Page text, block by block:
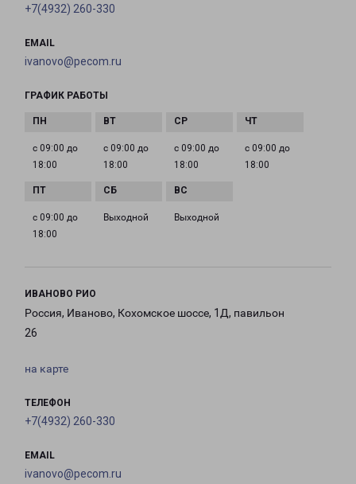
+7(4932) 260-330
EMAIL
ivanovo@pecom.ru
ГРАФИК РАБОТЫ
с 09:00 до
18:00
с 09:00 до
18:00
с 09:00 до
18:00
с 09:00 до
18:00
с 09:00 до
18:00
Выходной Выходной
ИВАНОВО РИО
Россия, Иваново, Кохомское шоссе, 1Д, павильон
26
на карте
ТЕЛЕФОН
+7(4932) 260-330
EMAIL
ivanovo@pecom.ru